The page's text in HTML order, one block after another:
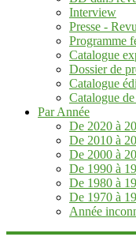
Interview
Presse -
Programme
Catalogue
Dossier de
Catalogue
Catalogue
Par Année
De 2020 à
De 2010 à
De 2000 à
De 1990 à
De 1980 à
De 1970 à
Année